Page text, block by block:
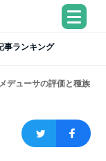
事ランキング
デューサの評価と種族